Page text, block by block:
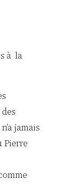
à la
jamais
Pierre